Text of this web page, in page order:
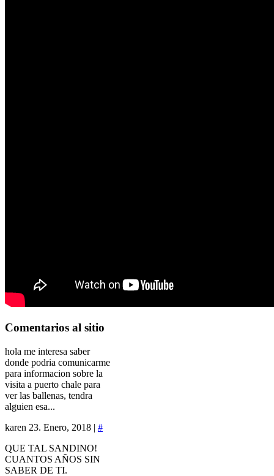
Comentarios al sitio
hola me interesa saber
donde podria comunicarme
para informacion sobre la
visita a puerto chale para
ver las ballenas, tendra
alguien esa...
karen 23. Enero, 2018 | #
QUE TAL SANDINO!
CUANTOS AÑOS SIN
SABER DE TI.